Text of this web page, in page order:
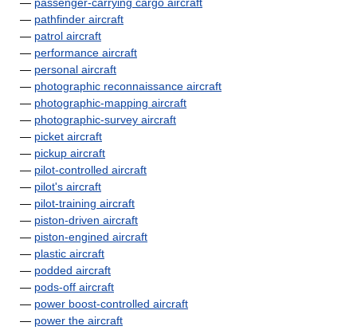
— pathfinder aircraft
— patrol aircraft
— performance aircraft
— personal aircraft
— photographic reconnaissance aircraft
— photographic-mapping aircraft
— photographic-survey aircraft
— picket aircraft
— pickup aircraft
— pilot-controlled aircraft
— pilot's aircraft
— pilot-training aircraft
— piston-driven aircraft
— piston-engined aircraft
— plastic aircraft
— podded aircraft
— pods-off aircraft
— power boost-controlled aircraft
— power the aircraft